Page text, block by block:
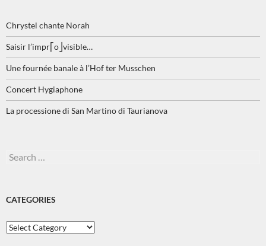
Chrystel chante Norah
Saisir l’impr⎡o⎦visible…
Une fournée banale à l’Hof ter Musschen
Concert Hygiaphone
La processione di San Martino di Taurianova
Search
CATEGORIES
Categories